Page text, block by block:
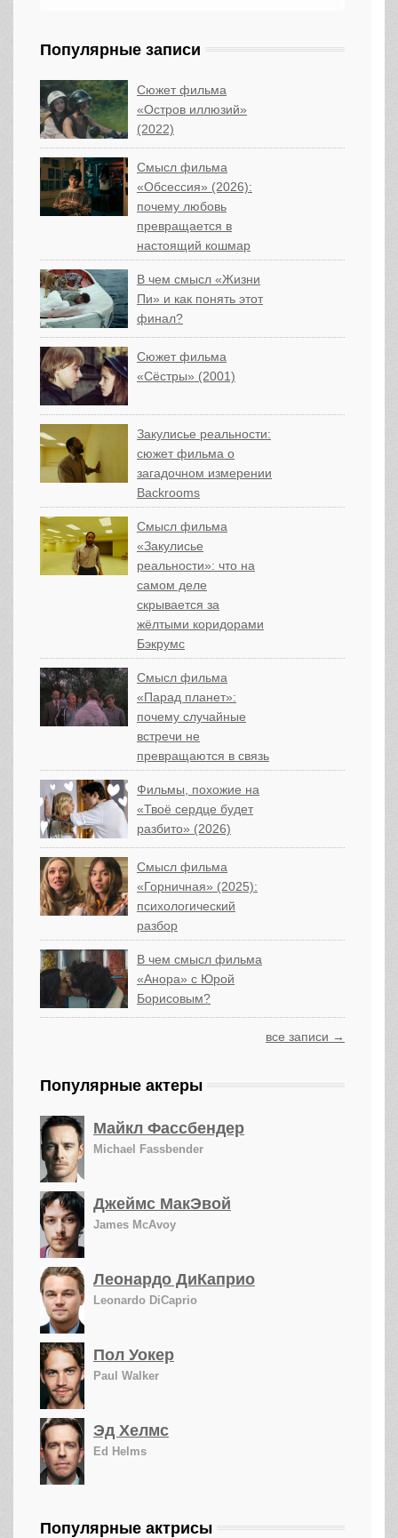
Популярные записи
Сюжет фильма
«Остров иллюзий»
(2022)
Смысл фильма
«Обсессия» (2026):
почему любовь
превращается в
настоящий кошмар
В чем смысл «Жизни
Пи» и как понять этот
финал?
Сюжет фильма
«Сёстры» (2001)
Закулисье реальности:
сюжет фильма о
загадочном измерении
Backrooms
Смысл фильма
«Закулисье
реальности»: что на
самом деле
скрывается за
жёлтыми коридорами
Бэкрумс
Смысл фильма
«Парад планет»:
почему случайные
встречи не
превращаются в связь
Фильмы, похожие на
«Твоё сердце будет
разбито» (2026)
Смысл фильма
«Горничная» (2025):
психологический
разбор
В чем смысл фильма
«Анора» с Юрой
Борисовым?
все записи →
Популярные актеры
Майкл Фассбендер
Michael Fassbender
Джеймс МакЭвой
James McAvoy
Леонардо ДиКаприо
Leonardo DiCaprio
Пол Уокер
Paul Walker
Эд Хелмс
Ed Helms
Популярные актрисы